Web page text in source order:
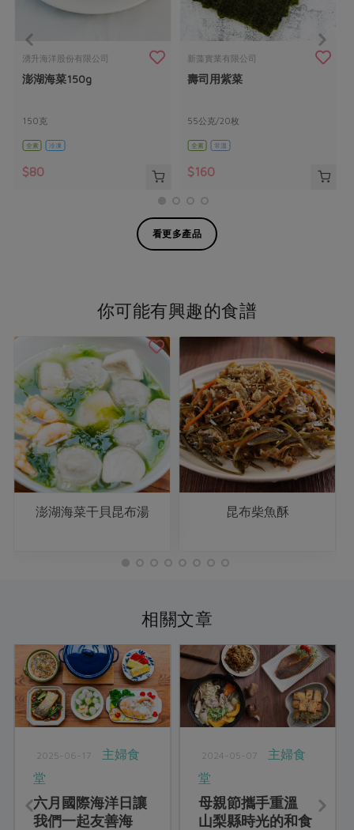
湧升海洋股份有限公司
澎湖海菜150g
150克
全素 冷凍
$80
新藻實業有限公司
壽司用紫菜
55公克/20枚
全素 常溫
$160
看更多產品
你可能有興趣的食譜
澎湖海菜干貝昆布湯 昆布柴魚酥
相關文章
2025-06-17
主婦食
堂
六月國際海洋日讓
我們一起友善海
2024-05-07
主婦食
堂
母親節攜手重溫
山梨縣時光的和食